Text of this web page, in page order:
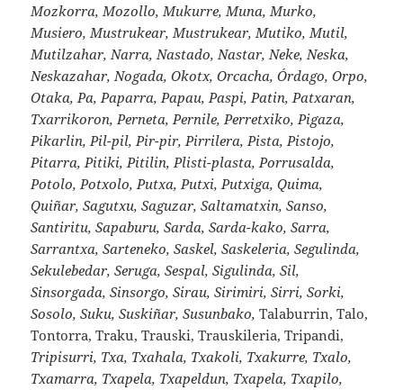
Mozkorra, Mozollo, Mukurre, Muna, Murko,
Musiero, Mustrukear, Mustrukear, Mutiko, Mutil,
Mutilzahar, Narra, Nastado, Nastar, Neke, Neska,
Neskazahar, Nogada, Okotx, Orcacha, Órdago, Orpo,
Otaka, Pa, Paparra, Papau, Paspi, Patin, Patxaran,
Txarrikoron, Perneta, Pernile, Perretxiko, Pigaza,
Pikarlin, Pil-pil, Pir-pir, Pirrilera, Pista, Pistojo,
Pitarra, Pitiki, Pitilin, Plisti-plasta, Porrusalda,
Potolo, Potxolo, Putxa, Putxi, Putxiga, Quima,
Quiñar, Sagutxu, Saguzar, Saltamatxin, Sanso,
Santiritu, Sapaburu, Sarda, Sarda-kako, Sarra,
Sarrantxa, Sarteneko, Saskel, Saskeleria, Segulinda,
Sekulebedar, Seruga, Sespal, Sigulinda, Sil,
Sinsorgada, Sinsorgo, Sirau, Sirimiri, Sirri, Sorki,
Sosolo, Suku, Suskiñar, Susunbako, Talaburrin, Talo,
Tontorra, Traku, Trauski, Trauskileria, Tripandi,
Tripisurri, Txa, Txahala, Txakoli, Txakurre, Txalo,
Txamarra, Txapela, Txapeldun, Txapela, Txapilo,